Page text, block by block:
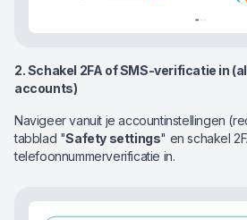
2. Schakel 2FA of SMS-verificatie in
accounts)
Navigeer vanuit je accountinstellingen
tabblad "Safety settings" en schakel
telefoonnummerverificatie in.